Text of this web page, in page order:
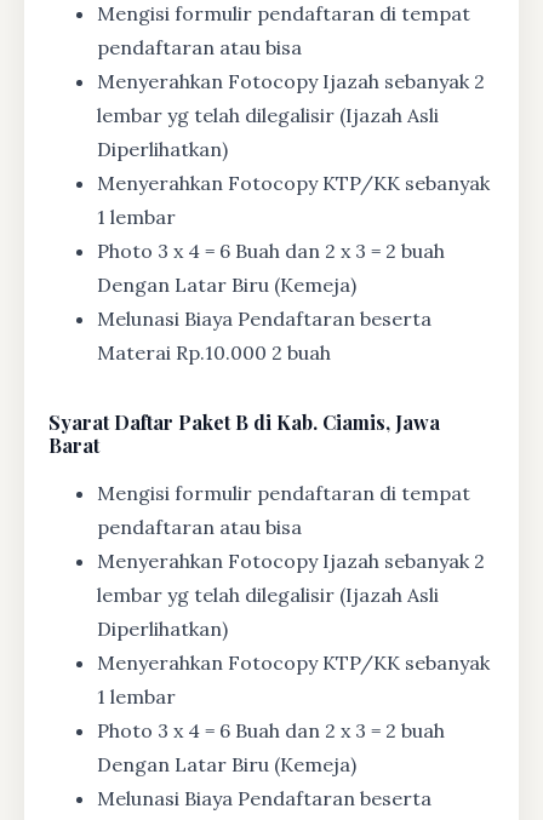
Mengisi formulir pendaftaran di tempat
pendaftaran atau bisa
Menyerahkan Fotocopy Ijazah sebanyak 2
lembar yg telah dilegalisir (Ijazah Asli
Diperlihatkan)
Menyerahkan Fotocopy KTP/KK sebanyak
1 lembar
Photo 3 x 4 = 6 Buah dan 2 x 3 = 2 buah
Dengan Latar Biru (Kemeja)
Melunasi Biaya Pendaftaran beserta
Materai Rp.10.000 2 buah
SyaratDaftar Paket B di Kab. Ciamis, Jawa
Barat
Mengisi formulir pendaftaran di tempat
pendaftaran atau bisa
Menyerahkan Fotocopy Ijazah sebanyak 2
lembar yg telah dilegalisir (Ijazah Asli
Diperlihatkan)
Menyerahkan Fotocopy KTP/KK sebanyak
1 lembar
Photo 3 x 4 = 6 Buah dan 2 x 3 = 2 buah
Dengan Latar Biru (Kemeja)
Melunasi Biaya Pendaftaran beserta